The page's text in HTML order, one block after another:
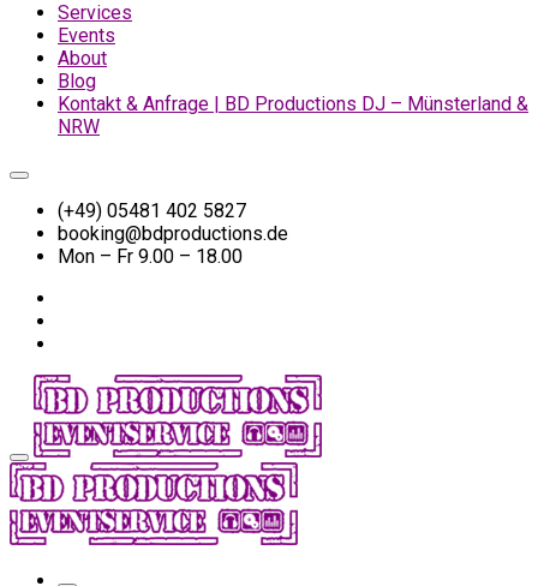
Services
Events
About
Blog
Kontakt & Anfrage | BD Productions DJ – Münsterland &
NRW
(+49) 05481 402 5827
booking@bdproductions.de
Mon – Fr 9.00 – 18.00